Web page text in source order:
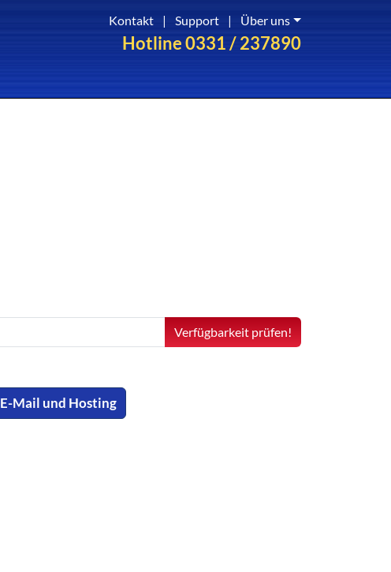
Hotline 0331 / 237890
Kontakt | Support | Über uns
Verfügbarkeit prüfen!
E-Mail und Hosting